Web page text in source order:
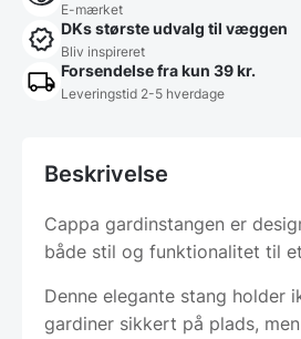
E-mærket
DKs største udvalg til væggen
Bliv inspireret
Forsendelse fra kun 39 kr.
Leveringstid 2-5 hverdage
Beskrivelse
Cappa gardinstangen er
både stil og funktionalitet til
Denne elegante stang holder
gardiner sikkert på plads,